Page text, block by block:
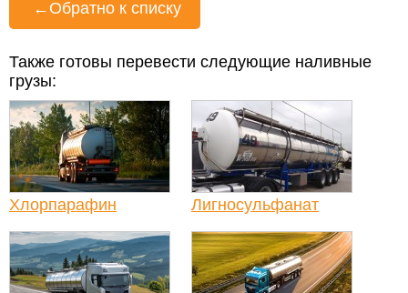
← Обратно к списку
Также готовы перевести следующие наливные
грузы:
Хлорпарафин Лигносульфанат